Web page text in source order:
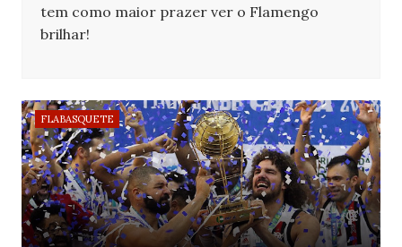
tem como maior prazer ver o Flamengo
brilhar!
FLABASQUETE